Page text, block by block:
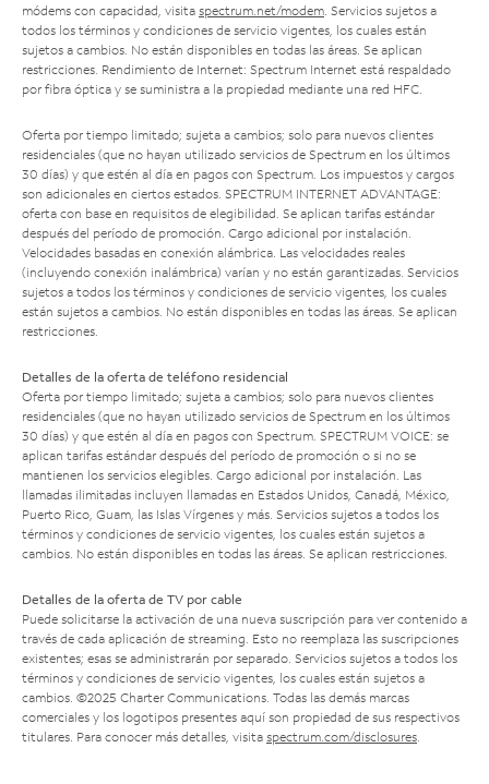
módems con capacidad, visita spectrum.net/modem . Servicios sujetos a
todos los términos y condiciones de servicio vigentes, los cuales están
sujetos a cambios. No están disponibles en todas las áreas. Se aplican
restricciones. Rendimiento de Internet: Spectrum Internet está respaldado
por fibra óptica y se suministra a la propiedad mediante una red HFC.
Oferta por tiempo limitado; sujeta a cambios; solo para nuevos clientes
residenciales (que no hayan utilizado servicios de Spectrum en los últimos
30 días) y que estén al día en pagos con Spectrum. Los impuestos y cargos
son adicionales en ciertos estados. SPECTRUM INTERNET ADVANTAGE:
oferta con base en requisitos de elegibilidad. Se aplican tarifas estándar
después del período de promoción. Cargo adicional por instalación.
Velocidades basadas en conexión alámbrica. Las velocidades reales
(incluyendo conexión inalámbrica) varían y no están garantizadas. Servicios
sujetos a todos los términos y condiciones de servicio vigentes, los cuales
están sujetos a cambios. No están disponibles en todas las áreas. Se aplican
restricciones.
Detalles de la oferta de teléfono residencial
Oferta por tiempo limitado; sujeta a cambios; solo para nuevos clientes
residenciales (que no hayan utilizado servicios de Spectrum en los últimos
30 días) y que estén al día en pagos con Spectrum. SPECTRUM VOICE: se
aplican tarifas estándar después del período de promoción o si no se
mantienen los servicios elegibles. Cargo adicional por instalación. Las
llamadas ilimitadas incluyen llamadas en Estados Unidos, Canadá, México,
Puerto Rico, Guam, las Islas Vírgenes y más. Servicios sujetos a todos los
términos y condiciones de servicio vigentes, los cuales están sujetos a
cambios. No están disponibles en todas las áreas. Se aplican restricciones.
Detalles de la oferta de TV por cable
Puede solicitarse la activación de una nueva suscripción para ver contenido a
través de cada aplicación de streaming. Esto no reemplaza las suscripciones
existentes; esas se administrarán por separado. Servicios sujetos a todos los
términos y condiciones de servicio vigentes, los cuales están sujetos a
cambios. ©2025 Charter Communications. Todas las demás marcas
comerciales y los logotipos presentes aquí son propiedad de sus respectivos
titulares. Para conocer más detalles, visita spectrum.com/disclosures